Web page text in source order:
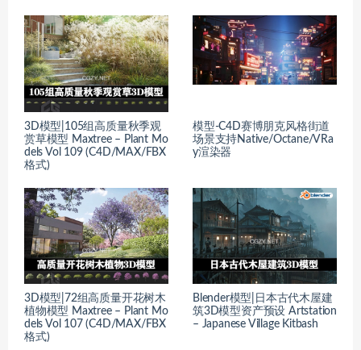
3D模型|105组高质量秋季观
赏草模型 Maxtree – Plant Mo
dels Vol 109 (C4D/MAX/FBX
格式)
模型-C4D赛博朋克风格街道
场景支持Native/Octane/VRa
y渲染器
3D模型|72组高质量开花树木
植物模型 Maxtree – Plant Mo
dels Vol 107 (C4D/MAX/FBX
格式)
Blender模型|日本古代木屋建
筑3D模型资产预设 Artstation
– Japanese Village Kitbash